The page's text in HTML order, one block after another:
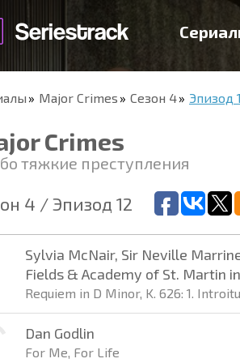
Major Crimes Сезон 4 Эпизод
Crimes
тяжкие преступления
4 / Эпизод 12
Sylvia McNair, Sir Neville
Fields & Academy of St. Martin
Requiem in D Minor, K. 626: 1.
Dan Godlin
For Me, For Life